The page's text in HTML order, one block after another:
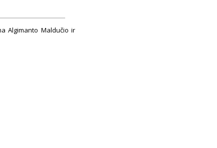
Algimanto Maldučio ir